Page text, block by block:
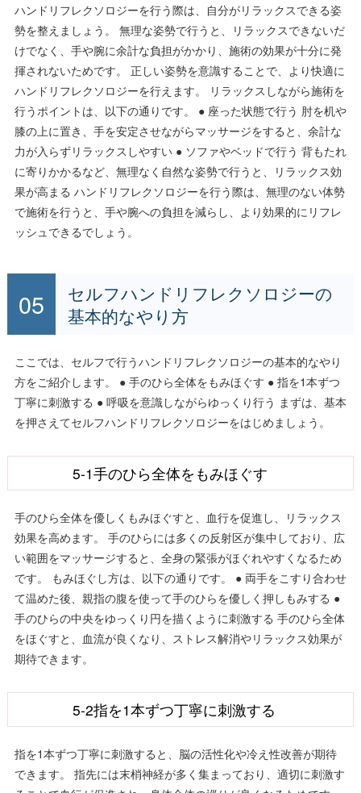
ハンドリフレクソロジーを行う際は、自分がリラックスできる姿
勢を整えましょう。 無理な姿勢で行うと、リラックスできないだ
けでなく、手や腕に余計な負担がかかり、施術の効果が十分に発
揮されないためです。 正しい姿勢を意識することで、より快適に
ハンドリフレクソロジーを行えます。 リラックスしながら施術を
行うポイントは、以下の通りです。 ● 座った状態で行う 肘を机や
膝の上に置き、手を安定させながらマッサージをすると、余計な
力が入らずリラックスしやすい ● ソファやベッドで行う 背もたれ
に寄りかかるなど、無理なく自然な姿勢で行うと、リラックス効
果が高まる ハンドリフレクソロジーを行う際は、無理のない体勢
で施術を行うと、手や腕への負担を減らし、より効果的にリフレ
ッシュできるでしょう。
セルフハンドリフレクソロジーの
基本的なやり方
ここでは、セルフで行うハンドリフレクソロジーの基本的なやり
方をご紹介します。 ● 手のひら全体をもみほぐす ● 指を1本ずつ
丁寧に刺激する ● 呼吸を意識しながらゆっくり行う まずは、基本
を押さえてセルフハンドリフレクソロジーをはじめましょう。
5-1手のひら全体をもみほぐす
手のひら全体を優しくもみほぐすと、血行を促進し、リラックス
効果を高めます。 手のひらには多くの反射区が集中しており、広
い範囲をマッサージすると、全身の緊張がほぐれやすくなるため
です。 もみほぐし方は、以下の通りです。 ● 両手をこすり合わせ
て温めた後、親指の腹を使って手のひらを優しく押しもみする ●
手のひらの中央をゆっくり円を描くように刺激する 手のひら全体
をほぐすと、血流が良くなり、ストレス解消やリラックス効果が
期待できます。
5-2指を1本ずつ丁寧に刺激する
指を1本ずつ丁寧に刺激すると、脳の活性化や冷え性改善が期待
できます。 指先には末梢神経が多く集まっており、適切に刺激す